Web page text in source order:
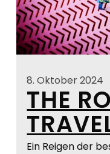
8. Oktober 2024
THE
Ein Reigen der